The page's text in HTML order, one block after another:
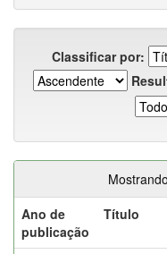
Classificar por:
Ano de
publicação
Título